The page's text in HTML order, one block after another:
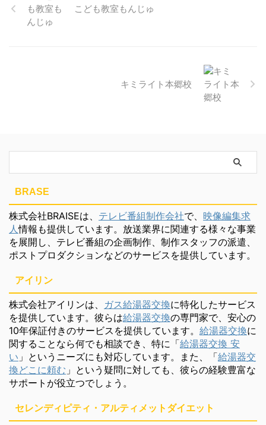
こども教室もんじゅ
キミライト本郷校
BRASE
株式会社BRAISEは、 テレビ番組制作会社で、 映像編集求
人情報も提供しています。放送業界に関連する様々な事業
を展開し、テレビ番組の企画制作、制作スタッフの派遣、
ポストプロダクションなどのサービスを提供しています。
アイリン
株式会社アイリンは、 ガス給湯器交換に特化したサービス
を提供しています。彼らは給湯器交換の専門家で、安心の
10年保証付きのサービスを提供しています。 給湯器交換に
関することなら何でも相談でき、特に「給湯器交換 安
い 」というニーズにも対応しています。また、「給湯器交
換どこに頼む 」という疑問に対しても、彼らの経験豊富な
サポートが役立つでしょう。
セレンディピティ・アルティメットダイエット